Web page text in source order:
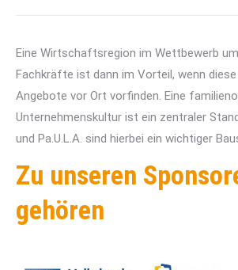
Eine Wirtschaftsregion im Wettbewerb
Fachkräfte ist dann im Vorteil, wenn
Angebote vor Ort vorfinden. Eine
Unternehmenskultur ist ein zentraler
und Pa.U.L.A. sind hierbei ein wichtiger
Zu unseren
gehören